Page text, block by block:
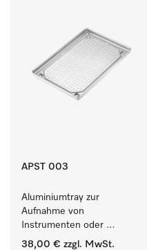
APST 003
Aluminiumtray zur
Aufnahme von
Instrumenten oder
porösen Gütern, klein.
38,00 € zzgl. MwSt.